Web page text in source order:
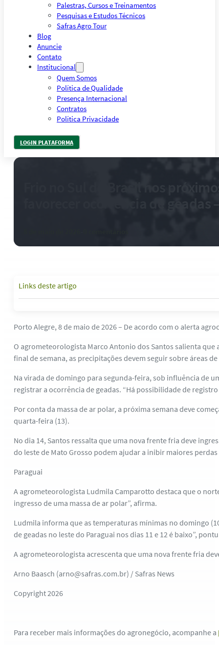
Palestras, Cursos e Treinamentos
Pesquisas e Estudos Técnicos
Safras Agro Tour
Blog
Anuncie
Contato
Institucional
Quem Somos
Política de Qualidade
Presença Internacional
Contratos
Política Privacidade
LOGIN PLATAFORMA
Links deste artigo
Porto Alegre, 8 de maio de 2026 – De acordo com o alerta
O agrometeorologista Marco Antonio dos Santos salienta que
final de semana, as precipitações devem seguir sobre áreas
Na virada de domingo para segunda-feira, sob influência de
registrar a ocorrência de geadas. “Há possibilidade de
Por conta da massa de ar polar, a próxima semana deve
quarta-feira (13).
No dia 14, Santos ressalta que uma nova frente fria deve
do leste de Mato Grosso podem ajudar a inibir maiores
Paraguai
A agrometeorologista Ludmila Camparotto destaca que o
ingresso de uma massa de ar polar”, afirma.
Ludmila informa que as temperaturas mínimas no domingo
de geadas no leste do Paraguai nos dias 11 e 12 é baixo”,
A agrometeorologista acrescenta que uma nova frente fria
Arno Baasch (arno@safras.com.br) / Safras News
Copyright 2026
Para receber mais informações do agronegócio, acompanhe a